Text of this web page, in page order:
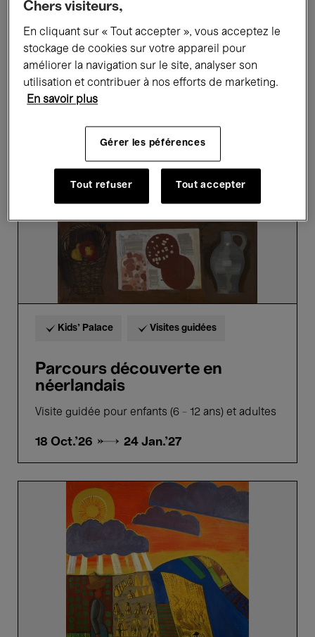
6 résultats trouvés
Prochains événements
Kids’ Palace Visites guidées
Parcours découverte en
néerlandais
Visite guidée pour enfants (6 - 12 ans) et adultes
18 Oct.'26 → 24 Jan.'27
découverte
Chers visiteurs,
En cliquant sur « Tout accepter », vous acceptez le
stockage de cookies sur votre appareil pour
améliorer la navigation sur le site, analyser son
utilisation et contribuer à nos efforts de marketing.
En savoir plus
Gérer les péférences
Tout refuser Tout accepter